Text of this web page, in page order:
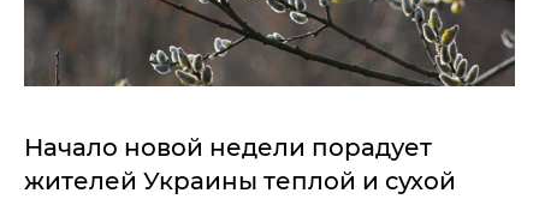
Начало новой недели порадует
жителей Украины теплой и сухой